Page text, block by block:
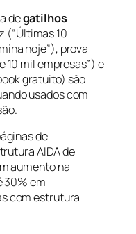
degatilhos
(“Últimas 10
hoje”), prova
10 mil empresas”) e
gratuito) são
usados com
de
AIDA de
aumento na
30% em
com estrutura